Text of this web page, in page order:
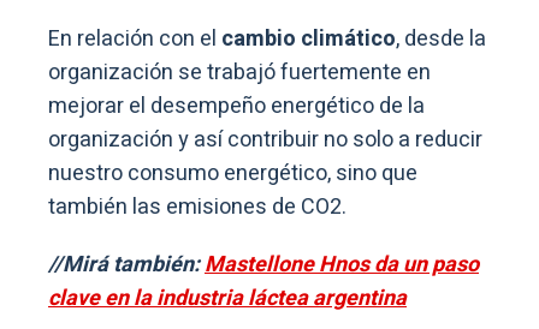
En relación con el cambio climático, desde la
organización se trabajó fuertemente en
mejorar el desempeño energético de la
organización y así contribuir no solo a reducir
nuestro consumo energético, sino que
también las emisiones de CO2.
//Mirá también:Mastellone Hnos da un paso
clave en la industria láctea argentina